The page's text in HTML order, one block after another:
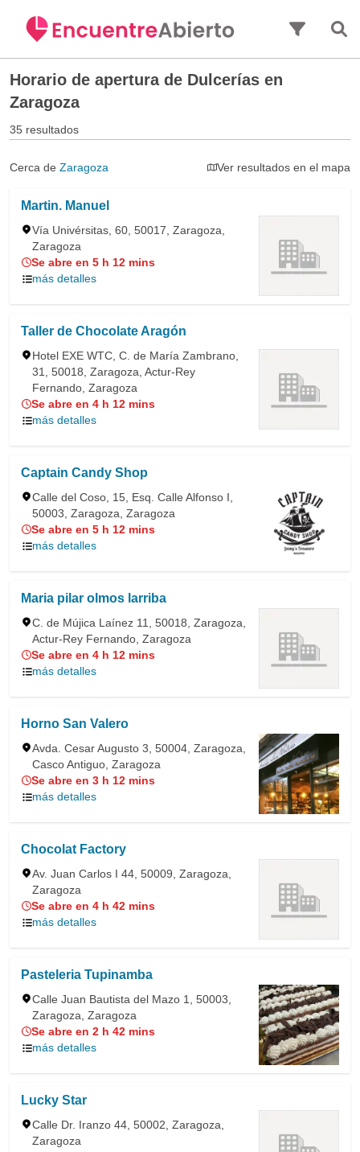
Horario de apertura de Dulcerías en
Zaragoza
35 resultados
Cerca de Zaragoza Ver resultados en el mapa
Martin. Manuel
Vía Univérsitas, 60, 50017, Zaragoza,
Zaragoza
Se abre en 5 h 12 mins
más detalles
Taller de Chocolate Aragón
Hotel EXE WTC, C. de María Zambrano,
31, 50018, Zaragoza, Actur-Rey
Fernando, Zaragoza
Se abre en 4 h 12 mins
más detalles
Captain Candy Shop
Calle del Coso, 15, Esq. Calle Alfonso I,
50003, Zaragoza, Zaragoza
Se abre en 5 h 12 mins
más detalles
Maria pilar olmos larriba
C. de Mújica Laínez 11, 50018, Zaragoza,
Actur-Rey Fernando, Zaragoza
Se abre en 4 h 12 mins
más detalles
Horno San Valero
Avda. Cesar Augusto 3, 50004, Zaragoza,
Casco Antiguo, Zaragoza
Se abre en 3 h 12 mins
más detalles
Chocolat Factory
Av. Juan Carlos I 44, 50009, Zaragoza,
Zaragoza
Se abre en 4 h 42 mins
más detalles
Pasteleria Tupinamba
Calle Juan Bautista del Mazo 1, 50003,
Zaragoza, Zaragoza
Se abre en 2 h 42 mins
más detalles
Lucky Star
Calle Dr. Iranzo 44, 50002, Zaragoza,
Zaragoza